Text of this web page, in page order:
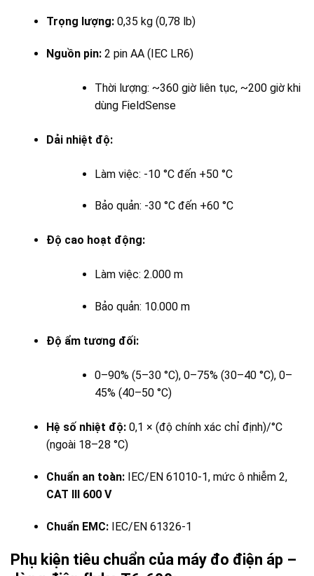
Trọng lượng:0,35 kg (0,78 lb)
Nguồn pin:2 pin AA (IEC LR6)
Thời lượng: ~360 giờ liên tục, ~200 giờ khi
dùng FieldSense
Dải nhiệt độ:
Làm việc: -10 °C đến +50 °C
Bảo quản: -30 °C đến +60 °C
Độ cao hoạt động:
Làm việc: 2.000 m
Bảo quản: 10.000 m
Độ ẩm tương đối:
0–90% (5–30 °C), 0–75% (30–40 °C), 0–
45% (40–50 °C)
Hệ số nhiệt độ:0,1 × (độ chính xác chỉ định)/°C
(ngoài 18–28 °C)
Chuẩn an toàn:IEC/EN 61010-1, mức ô nhiễm 2,
CAT III 600 V
Chuẩn EMC:IEC/EN 61326-1
Phụ kiện tiêu chuẩn của máy đo điện áp –